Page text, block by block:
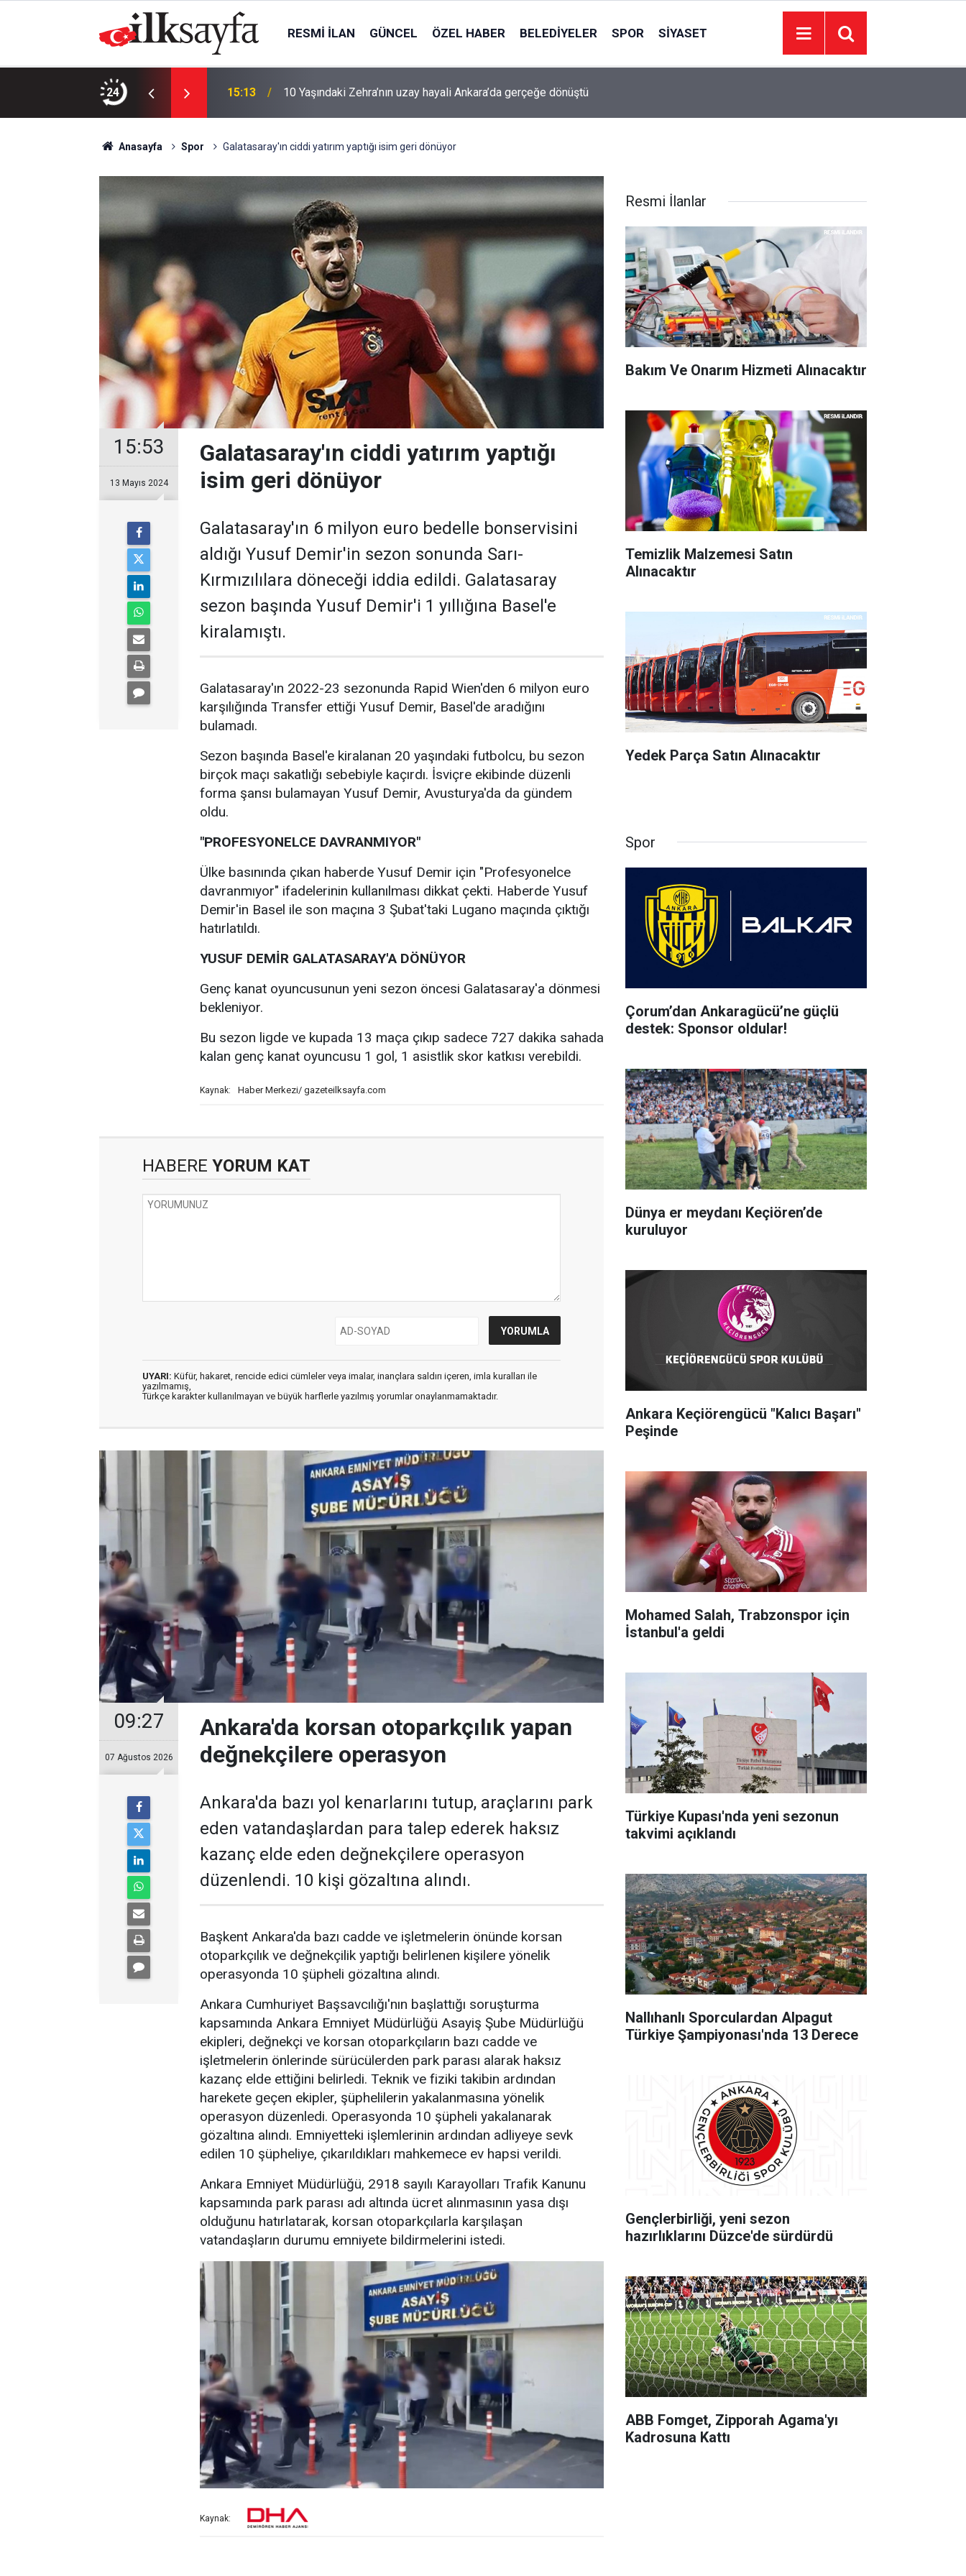
RESMI İLAN GÜNCEL ÖZEL HABER BELEDIYELER SPOR SIYASET
24
yolculuk: Anafartalar’da miras gezisi 15:13 10 Yaşındaki Zehra’nın uzay hayali Ankara’da gerçeğe dönüştü
Anasayfa Spor Galatasaray'ın ciddi yatırım yaptığı isim geri dönüyor
15:53
13 Mayıs 2024
Galatasaray'ın ciddi yatırım yaptığı
isim geri dönüyor
Galatasaray'ın 6 milyon euro bedelle bonservisini
aldığı Yusuf Demir'in sezon sonunda Sarı-
Kırmızılılara döneceği iddia edildi. Galatasaray
sezon başında Yusuf Demir'i 1 yıllığına Basel'e
kiralamıştı.
Galatasaray'ın 2022-23 sezonunda Rapid Wien'den 6 milyon euro
karşılığında Transfer ettiği Yusuf Demir, Basel'de aradığını
bulamadı.
Sezon başında Basel'e kiralanan 20 yaşındaki futbolcu, bu sezon
birçok maçı sakatlığı sebebiyle kaçırdı. İsviçre ekibinde düzenli
forma şansı bulamayan Yusuf Demir, Avusturya'da da gündem
oldu.
"PROFESYONELCE DAVRANMIYOR"
Ülke basınında çıkan haberde Yusuf Demir için "Profesyonelce
davranmıyor" ifadelerinin kullanılması dikkat çekti. Haberde Yusuf
Demir'in Basel ile son maçına 3 Şubat'taki Lugano maçında çıktığı
hatırlatıldı.
YUSUF DEMİR GALATASARAY'A DÖNÜYOR
Genç kanat oyuncusunun yeni sezon öncesi Galatasaray'a dönmesi
bekleniyor.
Bu sezon ligde ve kupada 13 maça çıkıp sadece 727 dakika sahada
kalan genç kanat oyuncusu 1 gol, 1 asistlik skor katkısı verebildi.
Kaynak: Haber Merkezi/ gazeteilksayfa.com
HABERE YORUM KAT
UYARI: Küfür, hakaret, rencide edici cümleler veya imalar, inançlara saldırı içeren, imla kuralları ile
yazılmamış,
Türkçe karakter kullanılmayan ve büyük harflerle yazılmış yorumlar onaylanmamaktadır.
09:27
07 Ağustos 2026
Ankara'da korsan otoparkçılık yapan
değnekçilere operasyon
Ankara'da bazı yol kenarlarını tutup, araçlarını park
eden vatandaşlardan para talep ederek haksız
kazanç elde eden değnekçilere operasyon
düzenlendi. 10 kişi gözaltına alındı.
Başkent Ankara'da bazı cadde ve işletmelerin önünde korsan
otoparkçılık ve değnekçilik yaptığı belirlenen kişilere yönelik
operasyonda 10 şüpheli gözaltına alındı.
Ankara Cumhuriyet Başsavcılığı'nın başlattığı soruşturma
kapsamında Ankara Emniyet Müdürlüğü Asayiş Şube Müdürlüğü
ekipleri, değnekçi ve korsan otoparkçıların bazı cadde ve
işletmelerin önlerinde sürücülerden park parası alarak haksız
kazanç elde ettiğini belirledi. Teknik ve fiziki takibin ardından
harekete geçen ekipler, şüphelilerin yakalanmasına yönelik
operasyon düzenledi. Operasyonda 10 şüpheli yakalanarak
gözaltına alındı. Emniyetteki işlemlerinin ardından adliyeye sevk
edilen 10 şüpheliye, çıkarıldıkları mahkemece ev hapsi verildi.
Ankara Emniyet Müdürlüğü, 2918 sayılı Karayolları Trafik Kanunu
kapsamında park parası adı altında ücret alınmasının yasa dışı
olduğunu hatırlatarak, korsan otoparkçılarla karşılaşan
vatandaşların durumu emniyete bildirmelerini istedi.
Kaynak:
Resmi İlanlar
Bakım Ve Onarım Hizmeti Alınacaktır
Temizlik Malzemesi Satın
Alınacaktır
Yedek Parça Satın Alınacaktır
Spor
Çorum’dan Ankaragücü’ne güçlü
destek: Sponsor oldular!
Dünya er meydanı Keçiören’de
kuruluyor
Ankara Keçiörengücü "Kalıcı Başarı"
Peşinde
Mohamed Salah, Trabzonspor için
İstanbul'a geldi
Türkiye Kupası'nda yeni sezonun
takvimi açıklandı
Nallıhanlı Sporculardan Alpagut
Türkiye Şampiyonası'nda 13 Derece
Gençlerbirliği, yeni sezon
hazırlıklarını Düzce'de sürdürdü
ABB Fomget, Zipporah Agama'yı
Kadrosuna Kattı